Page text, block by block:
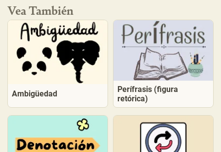
Vea También
Ambigüedad
Perífrasis (figura
retórica)